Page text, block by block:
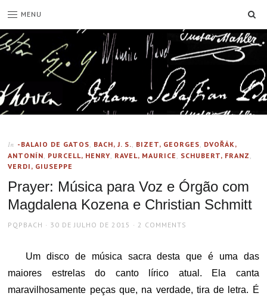
MENU
In -BALAIO DE GATOS, BACH, J. S., BIZET, GEORGES, DVOŘÁK,
ANTONÍN, PURCELL, HENRY, RAVEL, MAURICE , SCHUBERT, FRANZ ,
VERDI, GIUSEPPE
Prayer: Música para Voz e Órgão com
Magdalena Kozena e Christian Schmitt
AUTHOR
PQPBACH
POSTED
30 DE JULHO DE 2015 2 COMMENTS
Um disco de música sacra desta que é uma das
maiores estrelas do canto lírico atual. Ela canta
maravilhosamente peças que, na verdade, tira de letra. É